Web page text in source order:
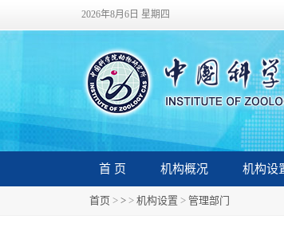
2026年8月6日 星期四
首 页 机构概况 机构设
首页 > > > 机构设置 > 管理部门